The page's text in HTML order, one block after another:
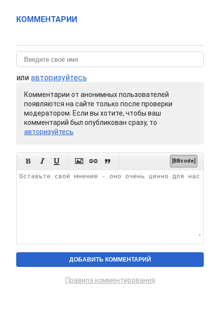
КОММЕНТАРИИ
или авторизуйтесь
Комментарии от анонимных пользователей
появляются на сайте только после проверки
модератором. Если вы хотите, чтобы ваш
комментарий был опубликован сразу, то
авторизуйтесь
      [BBcode]
Правила комментирования